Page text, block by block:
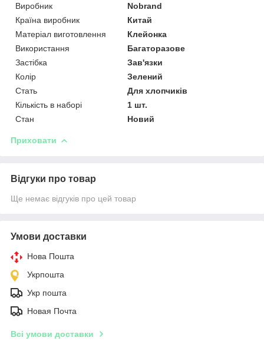
Виробник
Nobrand
Країна виробник
Китай
Матеріал виготовлення
Клейонка
Використання
Багаторазове
Застібка
Зав'язки
Колір
Зелений
Стать
Для хлопчиків
Кількість в наборі
1 шт.
Стан
Новий
Приховати
Відгуки про товар
Ще немає відгуків про цей товар
Умови доставки
Нова Пошта
Укрпошта
Укр пошта
Новая Почта
Всі умови доставки